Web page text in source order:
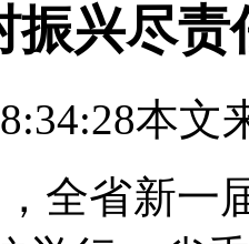
振兴尽责
本文
省新一